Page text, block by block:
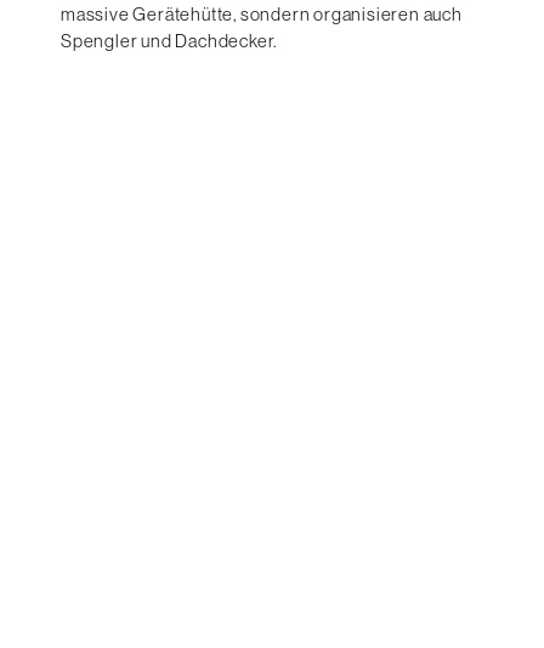
massive Gerätehütte, sondern organisieren auch
Spengler und Dachdecker.